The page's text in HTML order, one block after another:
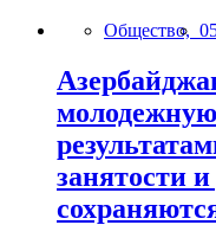
Общество,
занятости